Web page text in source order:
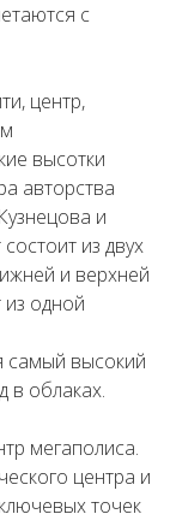
с
центр,
высотки
авторства
и
из двух
и верхней
из одной
самый высокий
в облаках.
мегаполиса.
центра и
точек